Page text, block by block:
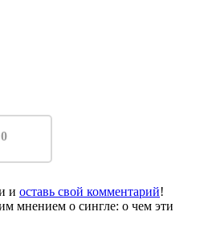
0
и оставь свой комментарий!
мнением о сингле: о чем эти